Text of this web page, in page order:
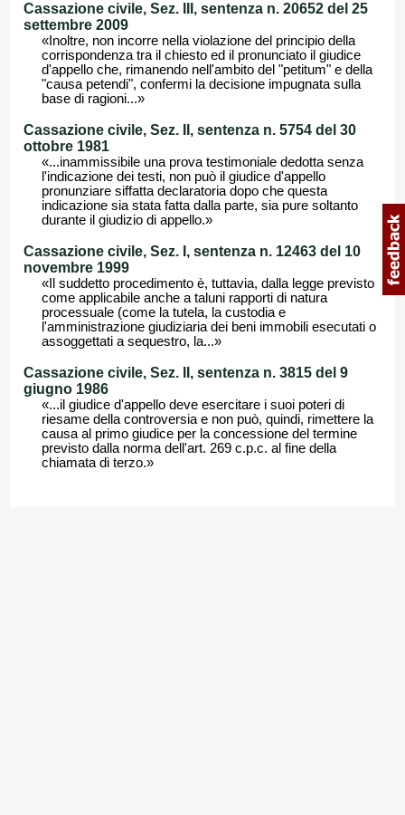
Cassazione civile, Sez. III, sentenza n. 20652 del 25
settembre 2009
«Inoltre, non incorre nella violazione del principio della
corrispondenza tra il chiesto ed il pronunciato il giudice
d'appello che, rimanendo nell'ambito del "petitum" e della
"causa petendi", confermi la decisione impugnata sulla
base di ragioni...»
Cassazione civile, Sez. II, sentenza n. 5754 del 30
ottobre 1981
«...inammissibile una prova testimoniale dedotta senza
l'indicazione dei testi, non può il giudice d'appello
pronunziare siffatta declaratoria dopo che questa
indicazione sia stata fatta dalla parte, sia pure soltanto
durante il giudizio di appello.»
Cassazione civile, Sez. I, sentenza n. 12463 del 10
novembre 1999
«Il suddetto procedimento è, tuttavia, dalla legge previsto
come applicabile anche a taluni rapporti di natura
processuale (come la tutela, la custodia e
l'amministrazione giudiziaria dei beni immobili esecutati o
assoggettati a sequestro, la...»
Cassazione civile, Sez. II, sentenza n. 3815 del 9
giugno 1986
«...il giudice d'appello deve esercitare i suoi poteri di
riesame della controversia e non può, quindi, rimettere la
causa al primo giudice per la concessione del termine
previsto dalla norma dell'art. 269 c.p.c. al fine della
chiamata di terzo.»